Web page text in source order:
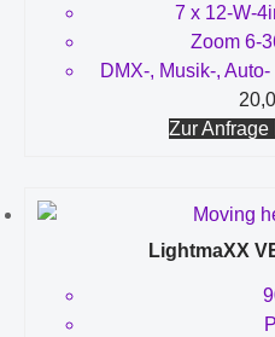
7 x 12-W-
Zoom 6-
DMX-, Musik-,
Zur
LightmaXX